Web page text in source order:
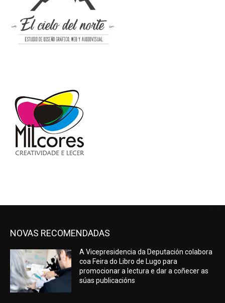
NOVAS RECOMENDADAS
A Vicepresidencia da Deputación colabora
coa Feira do Libro de Lugo para
promocionar a lectura e dar a coñecer as
súas publicacións